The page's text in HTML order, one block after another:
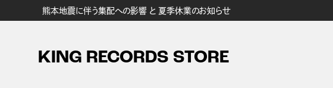
熊本地震に伴う集配への影響 と 夏季休業のお知らせ
KING RECORDS STORE